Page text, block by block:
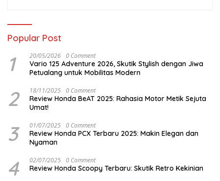
Popular Post
1 20/05/2026 0 Comment
Vario 125 Adventure 2026, Skutik Stylish dengan Jiwa
Petualang untuk Mobilitas Modern
2 18/11/2025 0 Comment
Review Honda BeAT 2025: Rahasia Motor Metik Sejuta
Umat!
3 01/07/2025 0 Comment
Review Honda PCX Terbaru 2025: Makin Elegan dan
Nyaman
4 02/07/2025 0 Comment
Review Honda Scoopy Terbaru: Skutik Retro Kekinian